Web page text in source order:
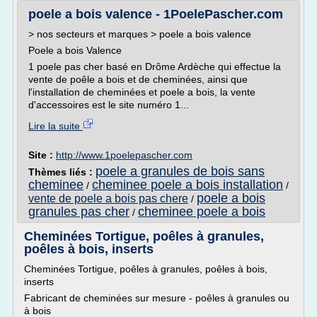
poele a bois valence - 1PoelePascher.com
> nos secteurs et marques > poele a bois valence
Poele a bois Valence
1 poele pas cher basé en Drôme Ardèche qui effectue la
vente de poêle a bois et de cheminées, ainsi que
l'installation de cheminées et poele a bois, la vente
d'accessoires est le site numéro 1...
Lire la suite
Site : http://www.1poelepascher.com
Thèmes liés : poele a granules de bois sans
cheminee / cheminee poele a bois installation /
vente de poele a bois pas chere / poele a bois
granules pas cher / cheminee poele a bois
Cheminées Tortigue, poêles à granules,
poêles à bois, inserts
Cheminées Tortigue, poêles à granules, poêles à bois,
inserts
Fabricant de cheminées sur mesure - poêles à granules ou
à bois